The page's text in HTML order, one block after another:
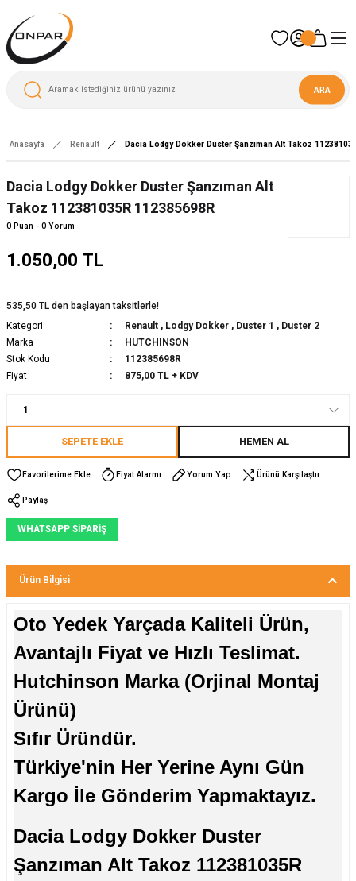
ARA
Anasayfa Renault Dacia Lodgy Dokker Duster Şanzıman Alt Takoz
Dacia Lodgy Dokker Duster Şanzıman Alt
Takoz 112381035R 112385698R
0 Puan - 0 Yorum
1.050,00 TL
535,50 TL den başlayan taksitlerle!
Kategori
Renault , Lodgy Dokker , Duster 1 , Duster 2
Marka
HUTCHINSON
Stok Kodu
112385698R
Fiyat
875,00 TL + KDV
SEPETE EKLE HEMEN AL
Fiyat Alarmı Yorum Yap Ürünü Karşılaştır
Paylaş
WHATSAPP SİPARİŞ
Ürün Bilgisi
Oto Yedek Yarçada Kaliteli Ürün,
Avantajlı Fiyat ve Hızlı Teslimat.
Hutchinson Marka (Orjinal Montaj
Ürünü)
Sıfır Üründür.
Türkiye'nin Her Yerine Aynı Gün
Kargo İle Gönderim Yapmaktayız.
Dacia Lodgy Dokker Duster
Şanzıman Alt Takoz 112381035R